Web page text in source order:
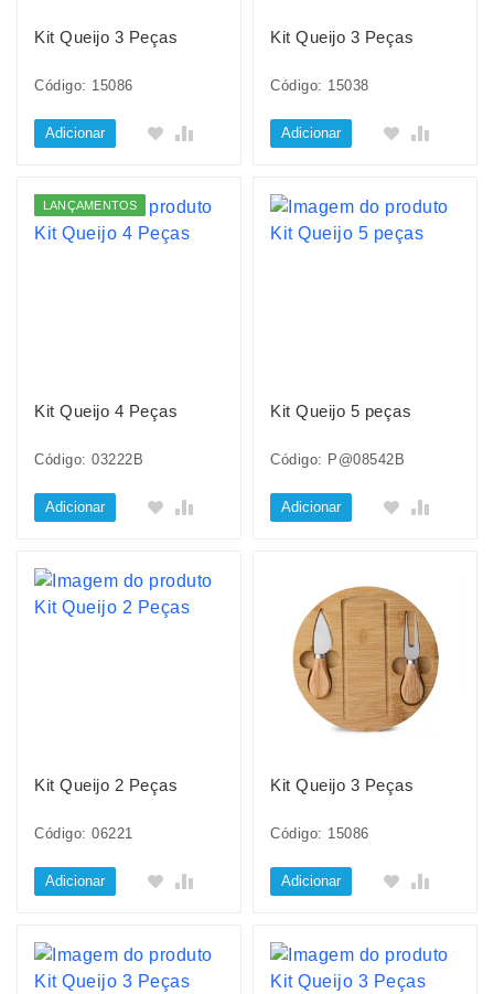
Kit Queijo 3 Peças
Código: 15086
Adicionar
Kit Queijo 3 Peças
Código: 15038
Adicionar
LANÇAMENTOS
Kit Queijo 4 Peças
Código: 03222B
Adicionar
Kit Queijo 5 peças
Código: P@08542B
Adicionar
Kit Queijo 2 Peças
Código: 06221
Adicionar
Kit Queijo 3 Peças
Código: 15086
Adicionar